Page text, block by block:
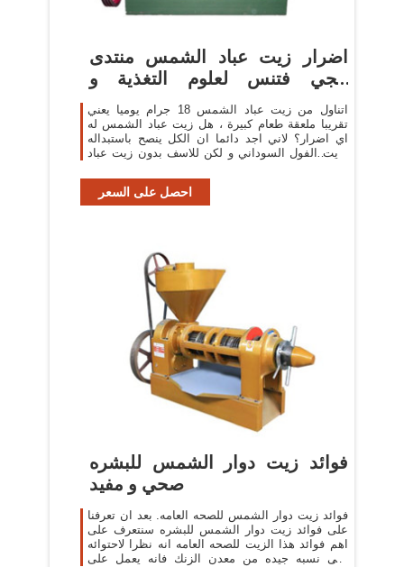
اضرار زيت عباد الشمس منتدى
إيجي فتنس لعلوم التغذية و
التدريب
اتناول من زيت عباد الشمس 18 جرام يوميا يعني
تقريبا ملعقة طعام كبيرة ، هل زيت عباد الشمس له
اي اضرار؟ لاني اجد دائما ان الكل ينصح باستبداله
بزيت الفول السوداني و لكن للاسف بدون زيت عباد
احصل على السعر
فوائد زيت دوار الشمس للبشره
صحي و مفيد
فوائد زيت دوار الشمس للصحه العامه. بعد ان تعرفنا
على فوائد زيت دوار الشمس للبشره سنتعرف على
اهم فوائد هذا الزيت للصحه العامه انه نظرا لاحتوائه
على نسبه جيده من معدن الزنك فانه يعمل على